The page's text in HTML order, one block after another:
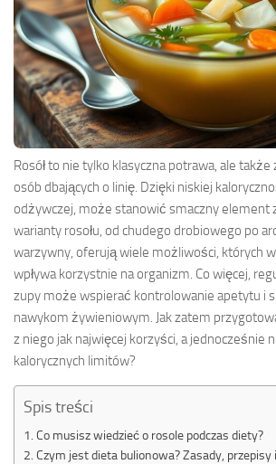
Rosół to nie tylko klasyczna potrawa, ale
osób dbających o linię. Dzięki niskiej
odżywczej, może stanowić smaczny element
warianty rosołu, od chudego drobiowego po
warzywny, oferują wiele możliwości, których
wpływa korzystnie na organizm. Co więcej,
zupy może wspierać kontrolowanie apetytu i
nawykom żywieniowym. Jak zatem
z niego jak najwięcej korzyści, a jednocześnie
kalorycznych limitów?
Spis treści
Co musisz wiedzieć o rosole podczas diety?
Czym jest dieta bulionowa? Zasady, przepisy